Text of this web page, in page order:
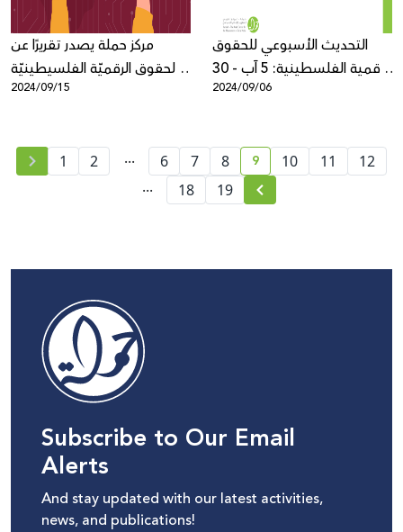
مركز حملة يصدر تقريرًا عن
الحقوق الرقميّة الفلسيطينيّة
في سياق الإبادة الجماعية
غزة
2024/09/15
التحديث الأسبوعي للحقوق
الرقمية الفلسطينية: 5 آب - 30
أيلول
2024/09/06
1 2 ... 6 7 8 current page number
9 10 11
12
...
18 19
Subscribe to Our Email
Alerts
And stay updated with our latest activities,
news, and publications!